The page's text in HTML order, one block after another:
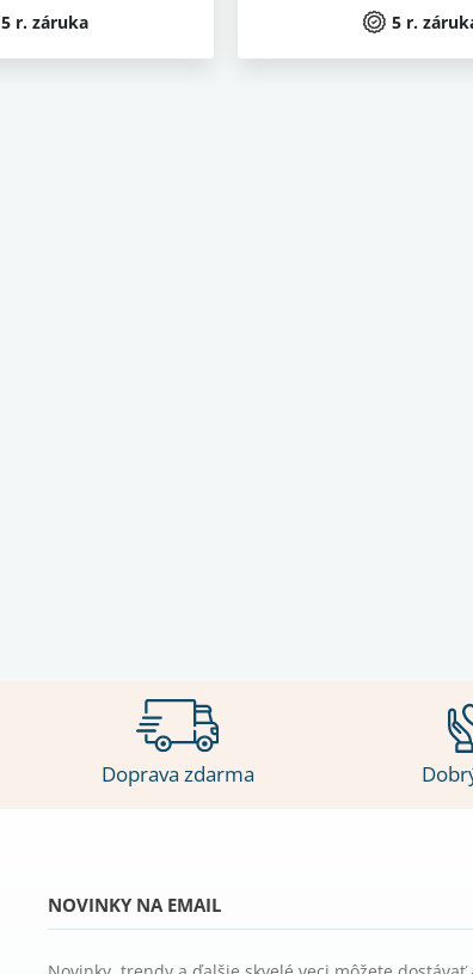
5 r. záruka 5 r.
Doprava zdarma
NOVINKY NA EMAIL